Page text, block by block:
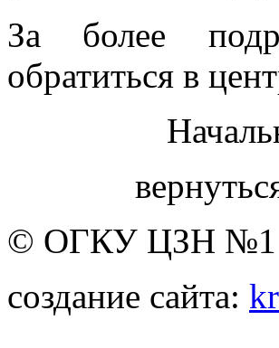
За более
обратиться в
© ОГКУ ЦЗН №1
создание сайта: